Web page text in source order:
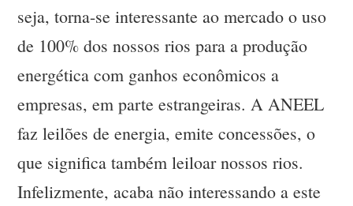
seja, torna-se interessante ao mercado o uso
de 100% dos nossos rios para a produção
energética com ganhos econômicos a
empresas, em parte estrangeiras. A ANEEL
faz leilões de energia, emite concessões, o
que significa também leiloar nossos rios.
Infelizmente, acaba não interessando a este